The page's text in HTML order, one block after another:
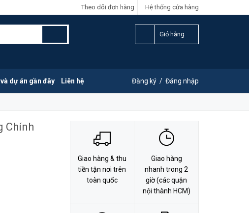
Hệ thống cửa hàng
Theo dõi đơn hàng
Giỏ hàng
dự án gần đây Liên hệ Đăng ký / Đăng nhập
Chính
NGAY LIÊN HỆ ĐẶT HÀNG
Giao hàng & thu
tiền tận nơi trên
toàn quốc
Giao hàng
nhanh trong 2
giờ (các quận
nội thành HCM)